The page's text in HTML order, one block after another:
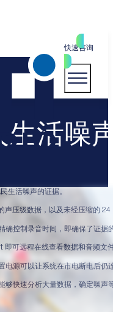
快速咨询
生活噪
生活噪声的证据。
压级数据，以及未经压缩的
确控制录音时间，即确保了证
可远程在线查看数据和音频
电源可以让系统在市电断电后仍
够快速分析大量数据，确定噪声